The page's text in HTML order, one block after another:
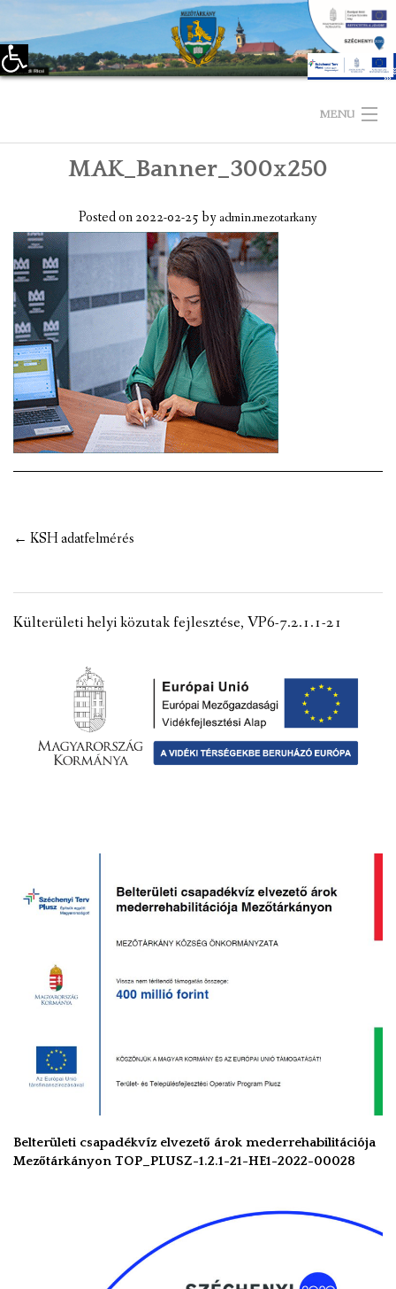
Eszköztár megnyitása
MENU
KEZDŐLAP
TELEPÜLÉSÜNKRŐL
LÁTNIVALÓK
KAPCSOLAT
ÖNKORMÁNYZAT
KÉPVISELŐ-TESTÜLET
VÁLASZTÁSI INFORMÁCIÓK
PÁLYÁZATOK
HIRDETMÉNYEK
ÓVODA ÉS MINI BÖLCSŐDE
MAK_Banner_300x250
Posted on2022-02-25byadmin.mezotarkany
Post
← KSH adatfelmérés
Külterületi helyi közutak fejlesztése, VP6-7.2.1.1-21
Belterületi csapadékvíz elvezető árok mederrehabilitációja
Mezőtárkányon TOP_PLUSZ-1.2.1-21-HE1-2022-00028